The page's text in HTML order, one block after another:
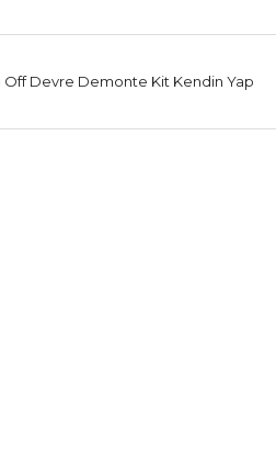
Off Devre Demonte Kit Kendin Yap